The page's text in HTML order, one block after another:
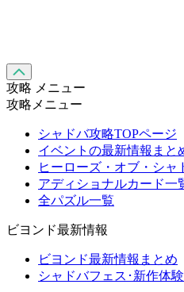
攻略 メニュー
攻略メニュー
シャドバ攻略TOPページ
イベントの最新情報まと
ヒーローズ・オブ・シャ
アディショナルカード一
全パズル一覧
ビヨンド最新情報
ビヨンド最新情報まとめ
シャドバフェス･新作体